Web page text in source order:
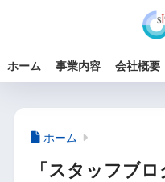
ホーム 事業内容 会社概要
ホーム
「スタッフブ